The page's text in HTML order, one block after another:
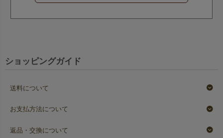
ショッピングガイド
送料について
お支払方法について
返品・交換について